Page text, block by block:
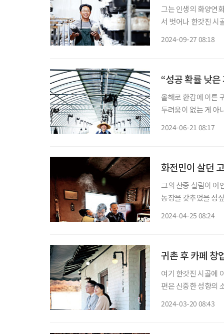
그는 인생의 화양연
서 벗어나 한갓진 시
2024-09-27 08:18
“성공 확률 낮
올해로 환갑에 이른
두려움이 없는 게 아
2024-06-21 08:17
화전민이 살던
그의 산중 살림이 어
농장을 갖추었을 성
2024-04-25 08:24
귀촌 후 카페 창
여기 한갓진 시골에
편은 신중한 성향의
2024-03-20 08:43